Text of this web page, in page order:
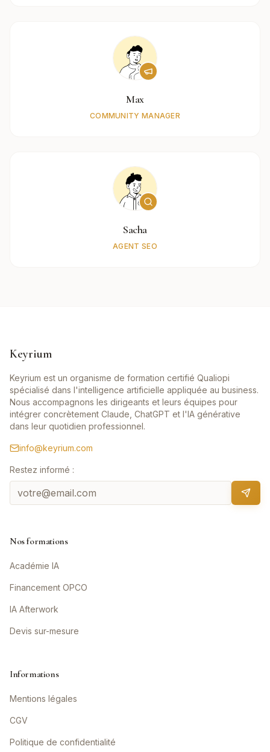
Max
COMMUNITY MANAGER
Sacha
AGENT SEO
Keyrium
Keyrium est un organisme de formation certifié Qualiopi
spécialisé dans l'intelligence artificielle appliquée au business.
Nous accompagnons les dirigeants et leurs équipes pour
intégrer concrètement Claude, ChatGPT et l'IA générative
dans leur quotidien professionnel.
info@keyrium.com
Restez informé :
Nos formations
Académie IA
Financement OPCO
IA Afterwork
Devis sur-mesure
Informations
Mentions légales
CGV
Politique de confidentialité